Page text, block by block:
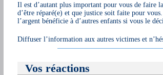
Il est d’autant plus important pour vous de faire
d’être réparé(e) et que justice soit faite pour
l’argent bénéficie à d’autres enfants si vous le
Diffuser l’information aux autres victimes et
Vos réactions